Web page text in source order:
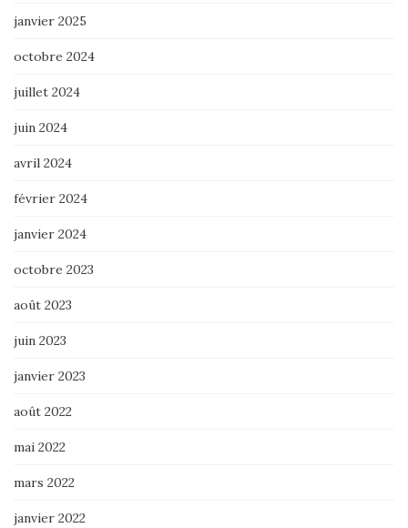
janvier 2025
octobre 2024
juillet 2024
juin 2024
avril 2024
février 2024
janvier 2024
octobre 2023
août 2023
juin 2023
janvier 2023
août 2022
mai 2022
mars 2022
janvier 2022